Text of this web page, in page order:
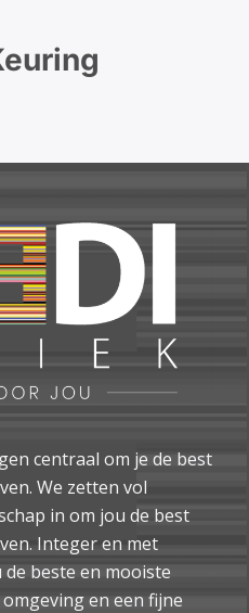
centraal om je de best
We zetten vol
in om jou de best
Integer en met
beste en mooiste
en een fijne